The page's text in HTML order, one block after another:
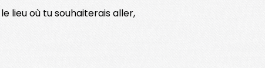
lieu où tu souhaiterais aller,